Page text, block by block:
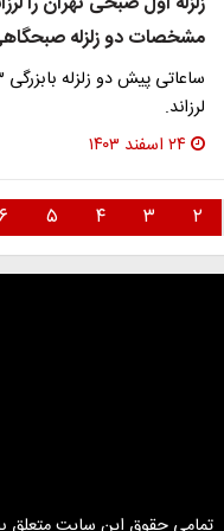
مشخصات دو زلزله
لرزاند.
۲۴ اسفند ۱۴۰۳
۲ ۳ ۴ ۵ ۶